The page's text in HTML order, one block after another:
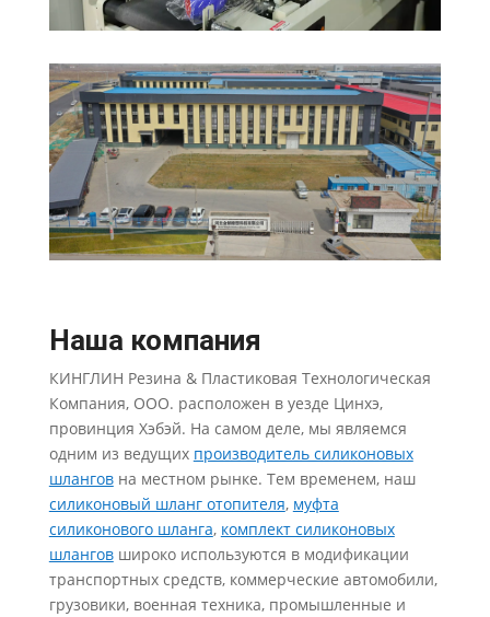
Наша компания
КИНГЛИН Резина & Пластиковая Технологическая
Компания, ООО. расположен в уезде Цинхэ,
провинция Хэбэй. На самом деле, мы являемся
одним из ведущих производитель силиконовых
шланговна местном рынке. Тем временем, наш
силиконовый шланг отопителя, муфта
силиконового шланга, комплект силиконовых
шланговшироко используются в модификации
транспортных средств, коммерческие автомобили,
грузовики, военная техника, промышленные и